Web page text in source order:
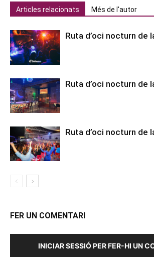
Articles relacionats Més de l'autor
Ruta d’oci nocturn de
Ruta d’oci nocturn de
Ruta d’oci nocturn de
FER UN COMENTARI
INICIAR SESSIÓ PER FER-HI UN